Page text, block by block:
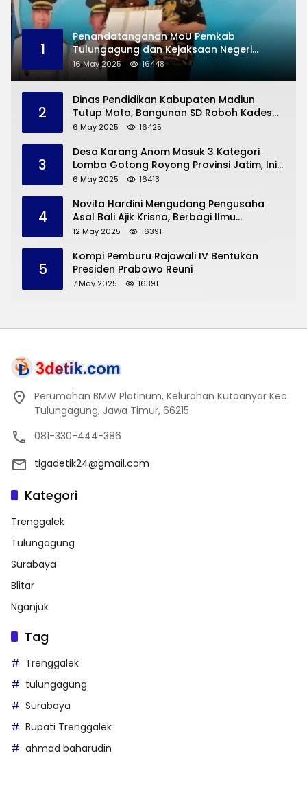
1
Penandatanganan MoU Pemkab
Tulungagung dan Kejaksaan Negeri
Permasalahan Hukum
16 May 2025 16448
2
Dinas Pendidikan Kabupaten Madiun
Tutup Mata, Bangunan SD Roboh Kades
Dermorejo Bangun Pakai Dana Pribadi
6 May 2025 16425
3
Desa Karang Anom Masuk 3 Kategori
Lomba Gotong Royong Provinsi Jatim, Ini
yang Disampaikan Sekda Trenggalek
6 May 2025 16413
4
Novita Hardini Mengudang Pengusaha
Asal Bali Ajik Krisna, Berbagi Ilmu
Pengembangan Pariwisata dan UMKM
12 May 2025 16391
5
Kompi Pemburu Rajawali IV Bentukan
Presiden Prabowo Reuni
7 May 2025 16391
Perumahan BMW Platinum, Kelurahan Kutoanyar Kec.
Tulungagung, Jawa Timur, 66215
081-330-444-386
tigadetik24@gmail.com
Kategori
Trenggalek
Tulungagung
Surabaya
Blitar
Nganjuk
Tag
Trenggalek
tulungagung
Surabaya
Bupati Trenggalek
ahmad baharudin